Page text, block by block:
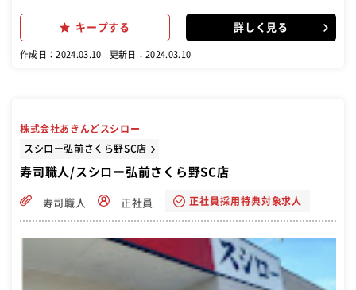
ど） ◇金銭管理 ◇PCでの事務作業 （メニュー作成、仕入入力、発注
キープする 詳しく見る
作成日：2024.03.10 更新日：2024.03.10
株式会社あきんどスシロー
スシロー弘前さくら野SC店
寿司職人/スシロー弘前さくら野SC店
寿司職人 正社員 正社員採用特典対象求人